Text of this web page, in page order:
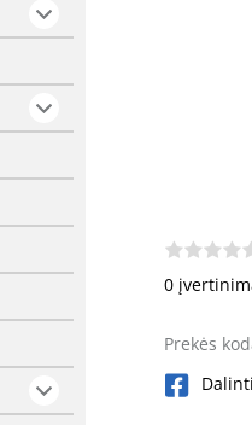
0
Prekės